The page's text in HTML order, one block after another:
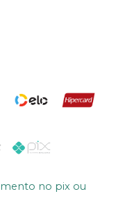
no pix ou